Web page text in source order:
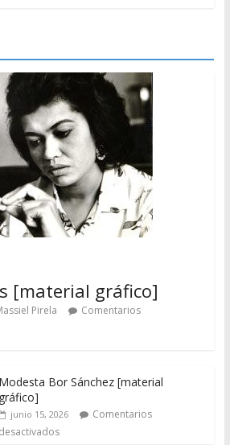
[material gráfico]
Pirela
Comentarios
Modesta Bor Sánchez [material
gráfico]
junio 15, 2026
Comentarios
desactivados